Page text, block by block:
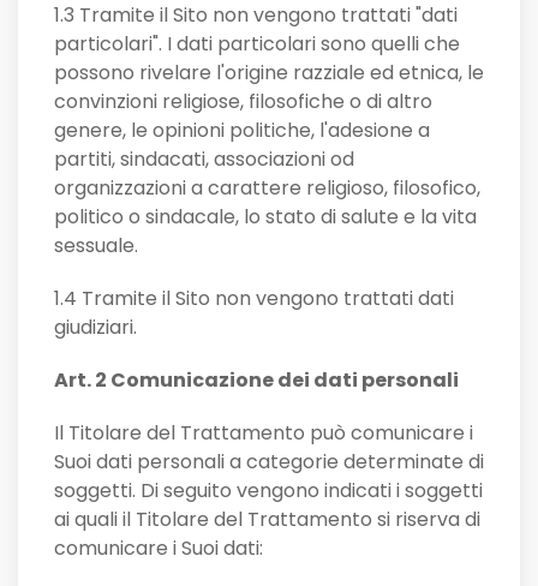
1.3 Tramite il Sito non vengono trattati "dati
particolari". I dati particolari sono quelli che
possono rivelare l'origine razziale ed etnica, le
convinzioni religiose, filosofiche o di altro
genere, le opinioni politiche, l'adesione a
partiti, sindacati, associazioni od
organizzazioni a carattere religioso, filosofico,
politico o sindacale, lo stato di salute e la vita
sessuale.
1.4 Tramite il Sito non vengono trattati dati
giudiziari.
Art. 2 Comunicazione dei dati personali
Il Titolare del Trattamento può comunicare i
Suoi dati personali a categorie determinate di
soggetti. Di seguito vengono indicati i soggetti
ai quali il Titolare del Trattamento si riserva di
comunicare i Suoi dati: